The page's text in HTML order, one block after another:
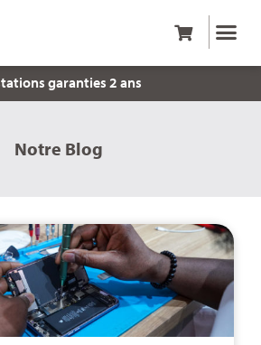
garanties 2 ans
Notre Blog